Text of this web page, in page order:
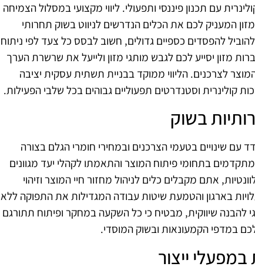
עם תכנון פיננסי ותפעולי. ליווי מקצועי במסלול הצמיחה
המעניק לכם את הכלים הנדרשים לניווט בשוק תחרותי
להפסדים כספיים גדולים, חשוב לבסס כל צעד לפי ניתוח
מזון יסייע לכם לגבש מותגי מזון ולייעל את שרשרת הערך
לצרכנים. הליווי ממוקד בבניית תשתית עסקית יציבה
וסטנדרטים תפעוליים גבוהים בכל שלבי הפעילות.
בשוק
שינויים בטעמי הצרכנים ובמחירי חומרי הגלם בצורה
בתחומי פיתוח המוצר והתאמתו לקהלי יעד מגוונים
אתם מקבלים כלים לניהול מחזור חיי המוצר וזיהוי
בארגון והטמעת שיטות עבודה המגדילות את התפוקה ללא
להבנה שיווקית, מבטיח כי כל השקעה במחקר ופיתוח תתורגם
במדפי הקמעונאות ובשוק המוסדי.
ייצור